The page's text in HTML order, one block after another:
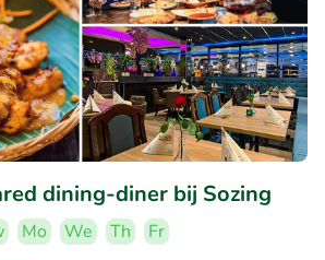
dining-diner bij Sozing
Mo We Th
Fr